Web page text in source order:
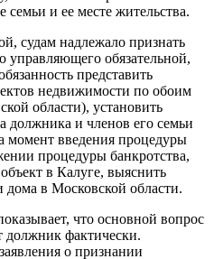
семьи и ее месте жительства.
судам надлежало признать
управляющего обязательной,
представить
недвижимости по обоим
области), установить
должника и членов его семьи
момент введения процедуры
процедуры банкротства,
в Калуге, выяснить
дома в Московской области.
что основной вопрос
должник фактически.
о признании